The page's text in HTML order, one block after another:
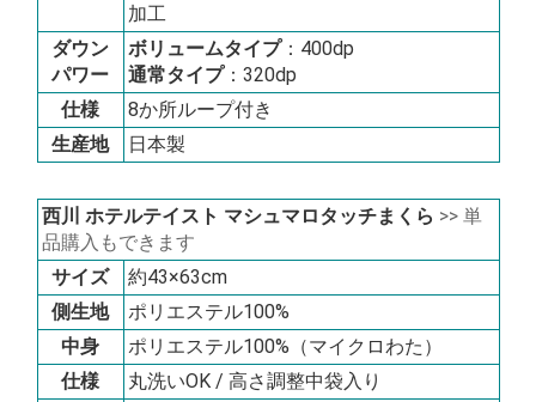
加工
ダウン
パワー
ボリュームタイプ：400dp
通常タイプ：320dp
仕様
8か所ループ付き
生産地
日本製
西川 ホテルテイスト マシュマロタッチまくら >> 単
品購入もできます
サイズ
約43×63cm
側生地
ポリエステル100%
中身
ポリエステル100%（マイクロわた）
仕様
丸洗いOK / 高さ調整中袋入り